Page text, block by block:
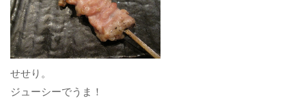
せせり。
ジューシーでうま！